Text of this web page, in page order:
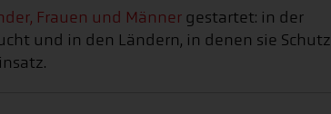
Frauen und Männer gestartet: in der
und in den Ländern, in denen sie Schutz